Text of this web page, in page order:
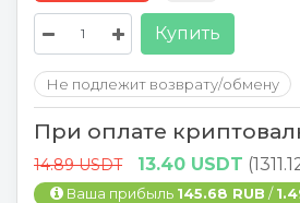
Купить
Не подлежит возврату/обмену
При оплате
14.89 USDT 13.40 USDT
Ваша прибыль 145.68 RUB /